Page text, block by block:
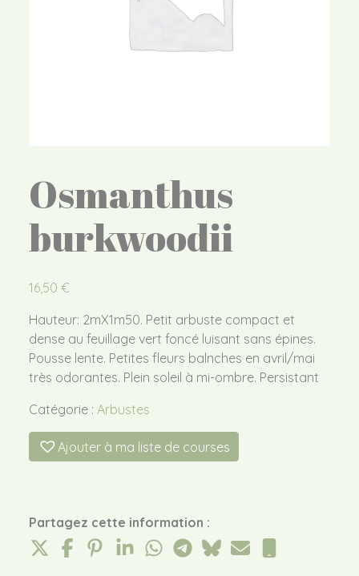
Osmanthus
burkwoodii
16,50 €
Hauteur: 2mX1m50. Petit arbuste compact et
dense au feuillage vert foncé luisant sans épines.
Pousse lente. Petites fleurs balnches en avril/mai
très odorantes. Plein soleil à mi-ombre. Persistant
Catégorie : Arbustes
Ajouter à ma liste de courses
Partagez cette information :